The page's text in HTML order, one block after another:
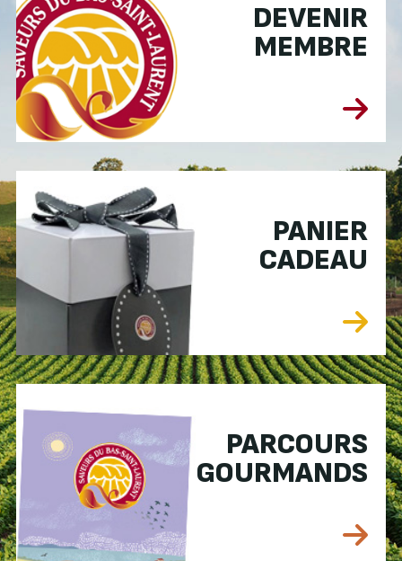
DEVENIR
MEMBRE
PANIER
CADEAU
PARCOURS
GOURMANDS